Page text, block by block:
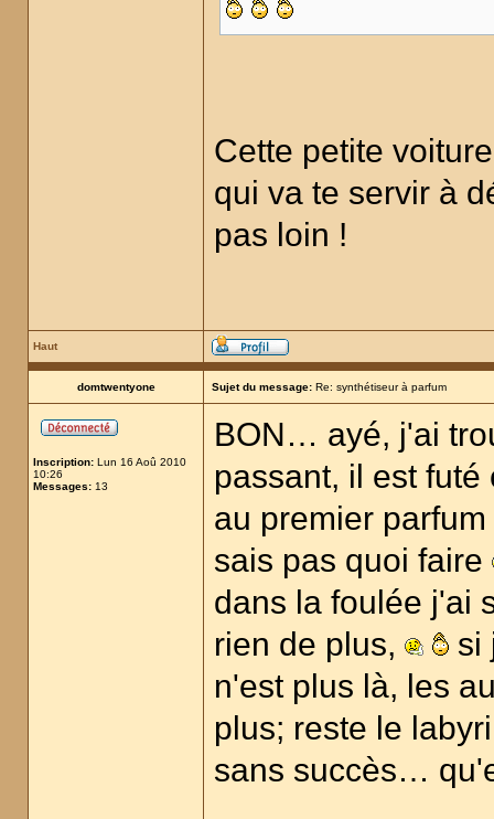
Cette petite
qui va te servir à
pas loin !
Haut
domtwentyone Sujet du message: Re: synthétiseur à parfum
Inscription: Lun 16 Aoû 2010
10:26
Messages: 13
BON… ayé, j'ai
passant, il est
au premier
sais pas quoi faire
dans la foulée j'ai
rien de plus,
si
n'est plus là, les
plus; reste le
sans succès…